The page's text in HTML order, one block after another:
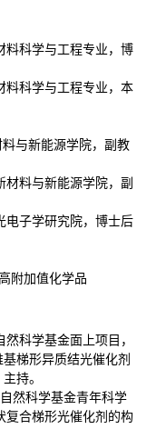
料科学与工程专业，博
料科学与工程专业，本
与新能源学院，副教
材料与新能源学院，副
电子学研究院，博士后
附加值化学品
然科学基金面上项目，
梯形异质结光催化剂
持。
然科学基金青年科学
复合梯形光催化剂的构